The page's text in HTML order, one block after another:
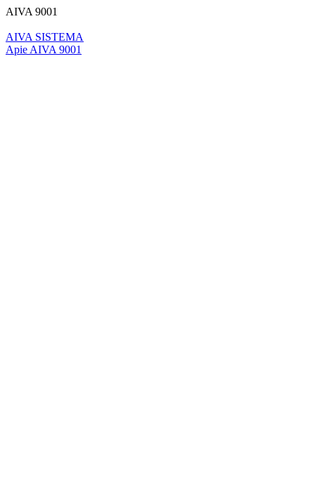
AIVA 9001
AIVA SISTEMA
Apie AIVA 9001